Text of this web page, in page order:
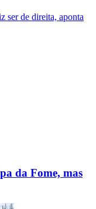
ser de direita, aponta
da Fome, mas